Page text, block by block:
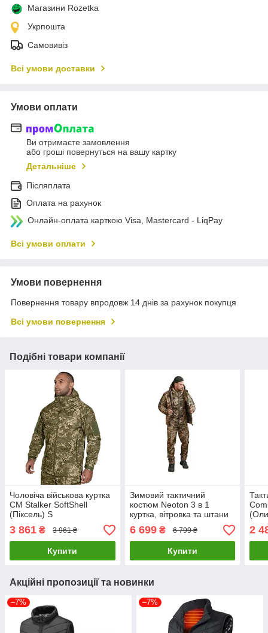
Магазини Rozetka
Укрпошта
Самовивіз
Всі умови доставки
Умови оплати
Ви отримаєте замовлення
або гроші повернуться на вашу картку
Детальніше
Післяплата
Оплата на рахунок
Онлайн-оплата карткою Visa, Mastercard - LiqPay
Всі умови оплати
Умови повернення
Повернення товару впродовж 14 днів за рахунок покупця
Всі умови повернення
Подібні товари компанії
Чоловіча військова куртка
CM Stalker SoftShell
(Піксель) S
3 861 ₴ 3 961 ₴
Купити
Зимовий тактичний
костюм Neoton 3 в 1
куртка, вітровка та штани
вт0591 (14 — 03) Піксель
S
6 699₴ 6 799 ₴
Купити
2
Акційні пропозиції та новинки
–7% –7%